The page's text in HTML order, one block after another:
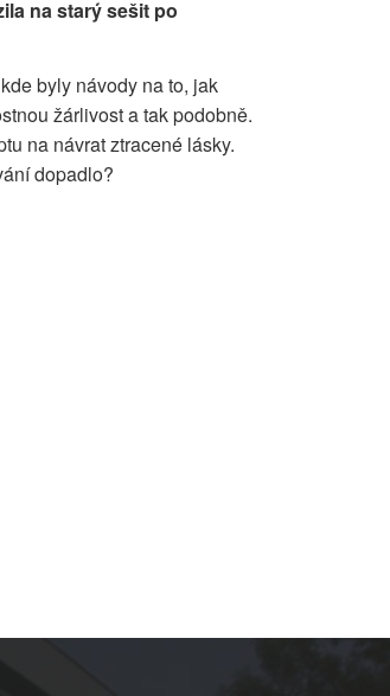
na starý sešit po
byly návody na to, jak
žárlivost a tak podobně.
na návrat ztracené lásky.
dopadlo?